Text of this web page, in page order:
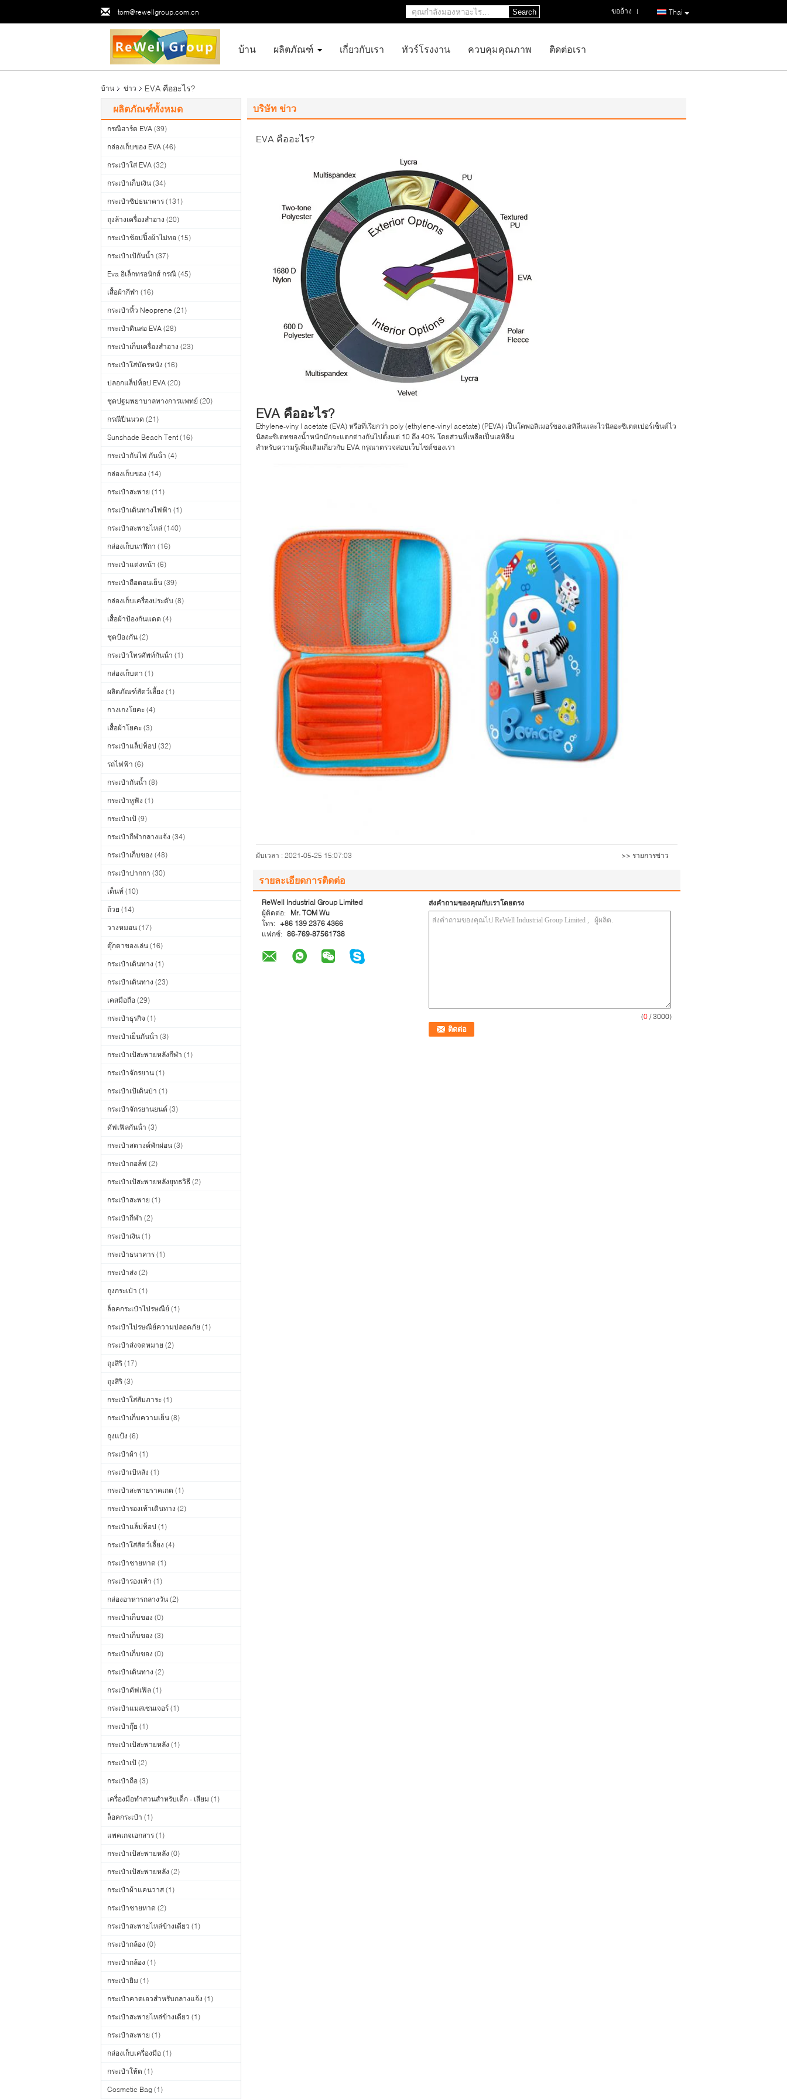
tom@rewellgroup.com.cn Thai
ขออ้าง |
Search
บ้าน ผลิตภัณฑ์ เกี่ยวกับเรา ทัวร์โรงงาน ควบคุมคุณภาพ ติดต่อเรา
บ้าน ข่าว EVA คืออะไร?
ผลิตภัณฑ์ทั้งหมด
กรณีฮาร์ด EVA (39)
กล่องเก็บของ EVA (46)
กระเป๋าใส่ EVA (32)
กระเป๋าเก็บเงิน (34)
กระเป๋าซิปธนาคาร (131)
ถุงล้างเครื่องสำอาง (20)
กระเป๋าช้อปปิ้งผ้าไม่ทอ (15)
กระเป๋าเป้กันน้ำ (37)
Eva อิเล็กทรอนิกส์ กรณี (45)
เสื้อผ้ากีฬา (16)
กระเป๋าหิ้ว Neoprene (21)
กระเป๋าดินสอ EVA (28)
กระเป๋าเก็บเครื่องสำอาง (23)
กระเป๋าใส่บัตรหนัง (16)
ปลอกแล็ปท็อป EVA (20)
ชุดปฐมพยาบาลทางการแพทย์ (20)
กรณีปืนนวด (21)
Sunshade Beach Tent (16)
กระเป๋ากันไฟ กันน้ํา (4)
กล่องเก็บของ (14)
กระเป๋าสะพาย (11)
กระเป๋าเดินทางไฟฟ้า (1)
กระเป๋าสะพายไหล่ (140)
กล่องเก็บนาฬิกา (16)
กระเป๋าแต่งหน้า (6)
กระเป๋าถือตอนเย็น (39)
กล่องเก็บเครื่องประดับ (8)
เสื้อผ้าป้องกันแดด (4)
ชุดป้องกัน (2)
กระเป๋าโทรศัพท์กันน้ํา (1)
กล่องเก็บตา (1)
ผลิตภัณฑ์สัตว์เลี้ยง (1)
กางเกงโยคะ (4)
เสื้อผ้าโยคะ (3)
กระเป๋าแล็ปท็อป (32)
รถไฟฟ้า (6)
กระเป๋ากันน้ำ (8)
กระเป๋าหูฟัง (1)
กระเป๋าเป้ (9)
กระเป๋ากีฬากลางแจ้ง (34)
กระเป๋าเก็บของ (48)
กระเป๋าปากกา (30)
เต็นท์ (10)
ถ้วย (14)
วางหมอน (17)
ตุ๊กตาของเล่น (16)
กระเป๋าเดินทาง (1)
กระเป๋าเดินทาง (23)
เคสมือถือ (29)
กระเป๋าธุรกิจ (1)
กระเป๋าเย็นกันน้ํา (3)
กระเป๋าเป้สะพายหลังกีฬา (1)
กระเป๋าจักรยาน (1)
กระเป๋าเป้เดินป่า (1)
กระเป๋าจักรยานยนต์ (3)
ดัฟเฟิลกันน้ํา (3)
กระเป๋าสตางค์พักผ่อน (3)
กระเป๋ากอล์ฟ (2)
กระเป๋าเป้สะพายหลังยุทธวิธี (2)
กระเป๋าสะพาย (1)
กระเป๋ากีฬา (2)
กระเป๋าเงิน (1)
กระเป๋าธนาคาร (1)
กระเป๋าส่ง (2)
ถุงกระเป๋า (1)
ล็อคกระเป๋าไปรษณีย์ (1)
กระเป๋าไปรษณีย์ความปลอดภัย (1)
กระเป๋าส่งจดหมาย (2)
ถุงสิริ (17)
ถุงสิริ (3)
กระเป๋าใส่สัมภาระ (1)
กระเป๋าเก็บความเย็น (8)
ถุงแป้ง (6)
กระเป๋าผ้า (1)
กระเป๋าเป้หลัง (1)
กระเป๋าสะพายราคเกต (1)
กระเป๋ารองเท้าเดินทาง (2)
กระเป๋าแล็ปท็อป (1)
กระเป๋าใส่สัตว์เลี้ยง (4)
กระเป๋าชายหาด (1)
กระเป๋ารองเท้า (1)
กล่องอาหารกลางวัน (2)
กระเป๋าเก็บของ (0)
กระเป๋าเก็บของ (3)
กระเป๋าเก็บของ (0)
กระเป๋าเดินทาง (2)
กระเป๋าดัฟเฟิล (1)
กระเป๋าแมสเซนเจอร์ (1)
กระเป๋ากุ๊ย (1)
กระเป๋าเป้สะพายหลัง (1)
กระเป๋าเป้ (2)
กระเป๋าถือ (3)
เครื่องมือทำสวนสำหรับเด็ก - เสียม (1)
ล็อคกระเป๋า (1)
แพคเกจเอกสาร (1)
กระเป๋าเป้สะพายหลัง (0)
กระเป๋าเป้สะพายหลัง (2)
กระเป๋าผ้าแคนวาส (1)
กระเป๋าชายหาด (2)
กระเป๋าสะพายไหล่ข้างเดียว (1)
กระเป๋ากล้อง (0)
กระเป๋ากล้อง (1)
กระเป๋ายิม (1)
กระเป๋าคาดเอวสำหรับกลางแจ้ง (1)
กระเป๋าสะพายไหล่ข้างเดียว (1)
กระเป๋าสะพาย (1)
กล่องเก็บเครื่องมือ (1)
กระเป๋าโท้ต (1)
Cosmetic Bag (1)
บริษัท ข่าว
EVA คืออะไร?
EVA คืออะไร?
Ethylene-viny l acetate (EVA) หรือที่เรียกว่า poly (ethylene-vinyl acetate) (PEVA) เป็นโคพอลิเมอร์ของเอทิลีนและไวนิลอะซิเตตเปอร์เซ็นต์ไว
นิลอะซิเตทของน้ำหนักมักจะแตกต่างกันไปตั้งแต่ 10 ถึง 40% โดยส่วนที่เหลือเป็นเอทิลีน
สำหรับความรู้เพิ่มเติมเกี่ยวกับ EVA กรุณาตรวจสอบเว็บไซต์ของเรา
ผับเวลา : 2021-05-25 15:07:03 >> รายการข่าว
รายละเอียดการติดต่อ
ReWell Industrial Group Limited
ผู้ติดต่อ:
Mr. TOM Wu
โทร:
+86 139 2376 4366
แฟกซ์: 86-769-87561738
ส่งคำถามของคุณกับเราโดยตรง
(0 / 3000)